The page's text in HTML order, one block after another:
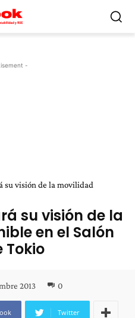
-
su visión de la movilidad
su visión de la
en el Salón
Tokio
2013 0
Twitter